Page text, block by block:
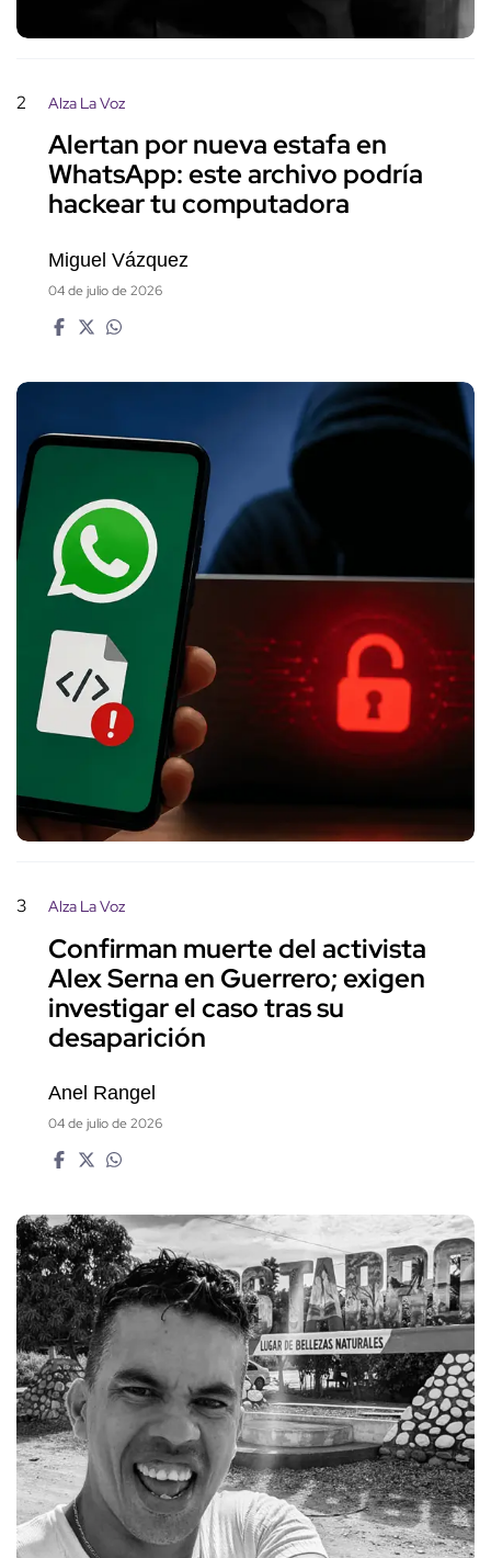
2 Alza La Voz
Alertan por nueva estafa en
WhatsApp: este archivo podría
hackear tu computadora
Miguel Vázquez
04 de julio de 2026
3 Alza La Voz
Confirman muerte del activista
Alex Serna en Guerrero; exigen
investigar el caso tras su
desaparición
Anel Rangel
04 de julio de 2026